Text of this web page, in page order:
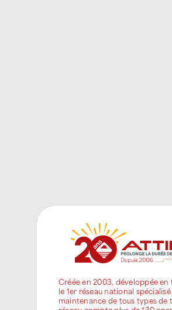
Créée en 2003, développée
le 1er réseau national
maintenance de tous types de